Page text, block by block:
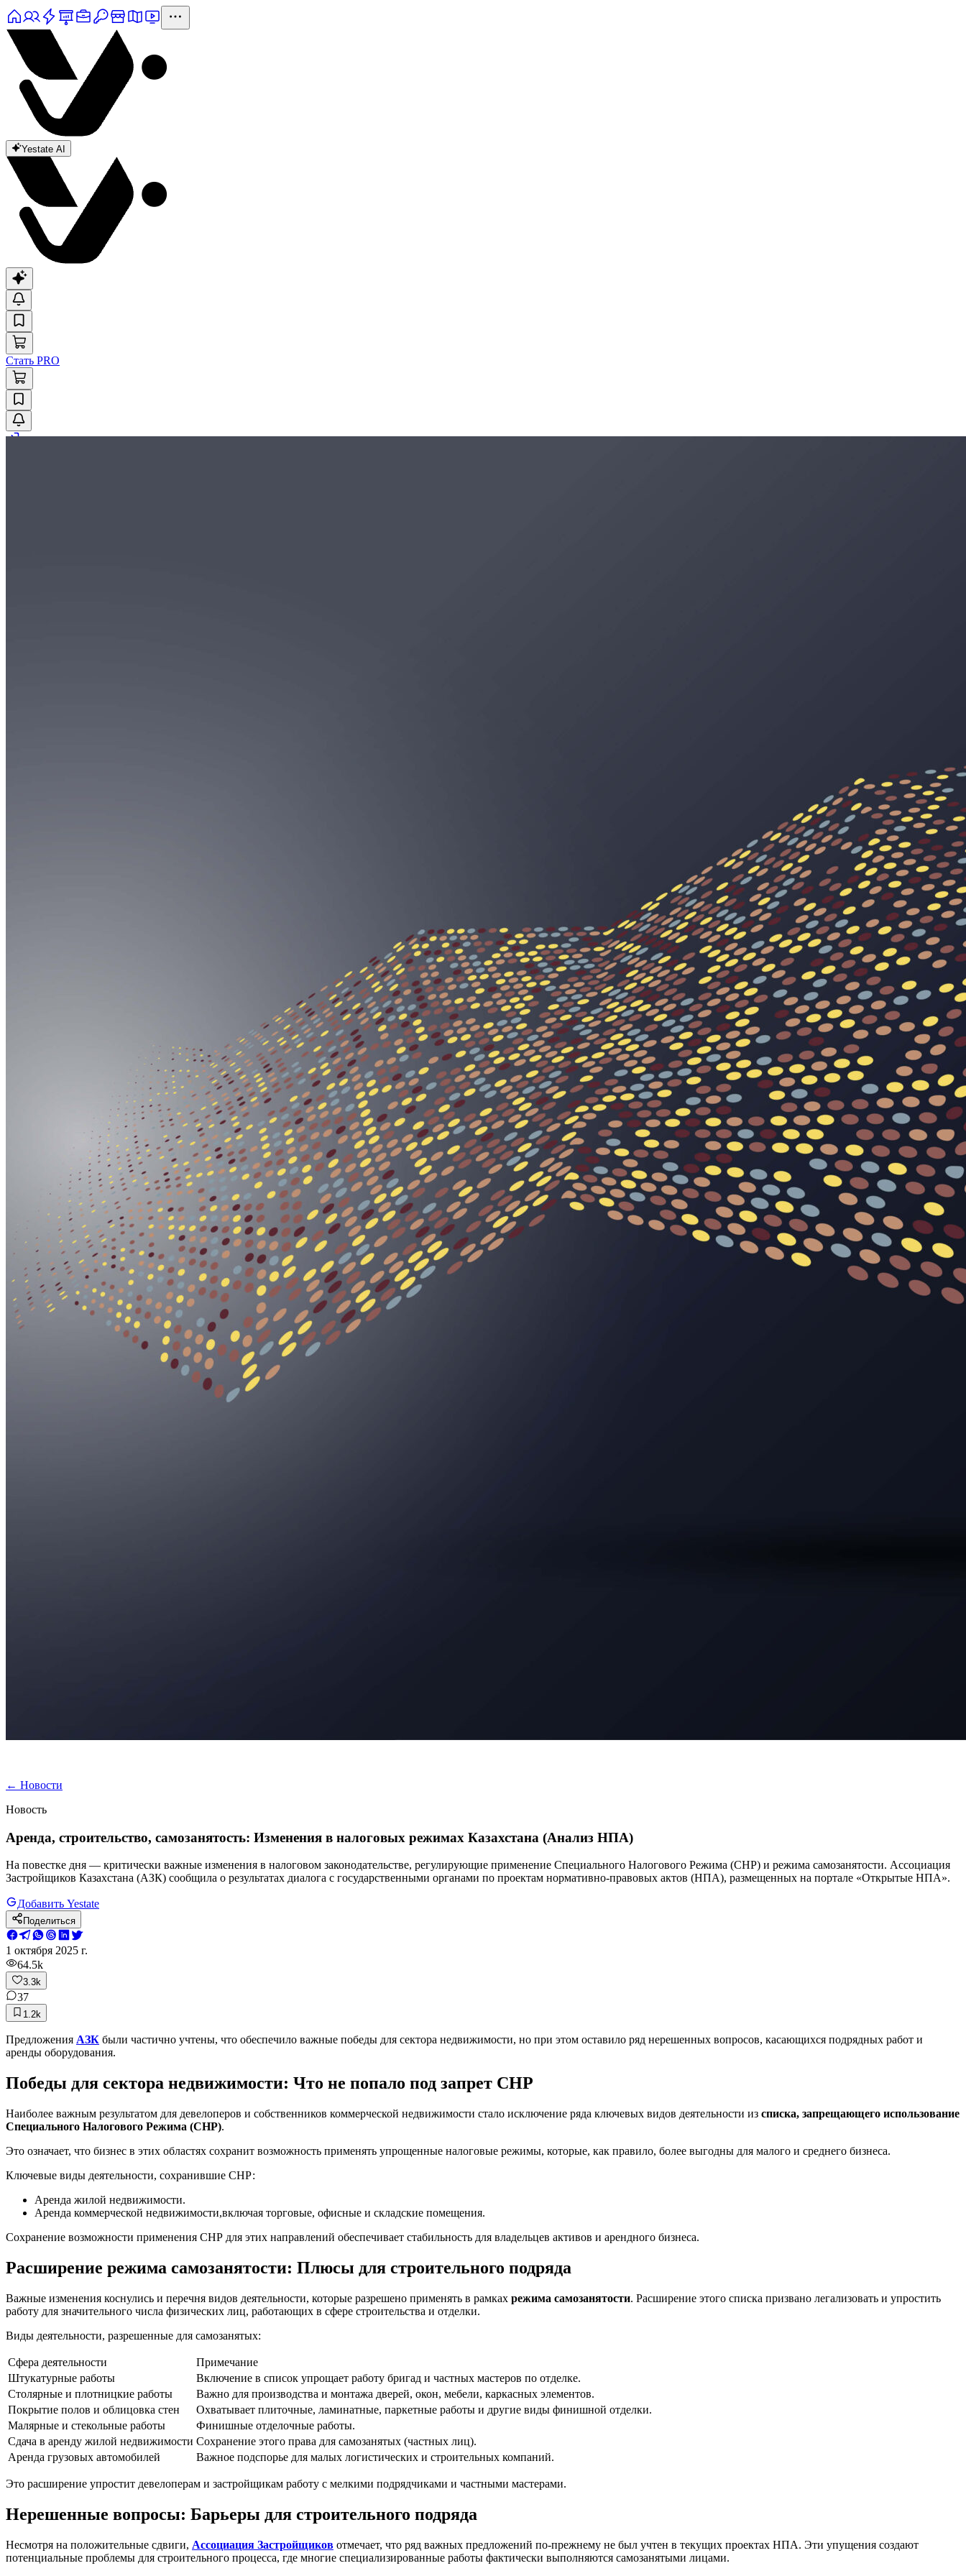
Yestate AI
Стать PRO
← Новости
Новость
Аренда, строительство, самозанятость: Изменения в налоговых режимах Казахстана (Анализ НПА)
На повестке дня — критически важные изменения в налоговом законодательстве, регулирующие применение Специального Налогового Режима (СНР) и режима самозанятости. Ассоциация
Застройщиков Казахстана (АЗК) сообщила о результатах диалога с государственными органами по проектам нормативно-правовых актов (НПА), размещенных на портале «Открытые НПА».
Добавить Yestate
Поделиться
1 октября 2025 г.
64.5k
3.3k
37
1.2k
Предложения АЗК были частично учтены, что обеспечило важные победы для сектора недвижимости, но при этом оставило ряд нерешенных вопросов, касающихся подрядных работ и
аренды оборудования.
Победы для сектора недвижимости: Что не попало под запрет СНР
Наиболее важным результатом для девелоперов и собственников коммерческой недвижимости стало исключение ряда ключевых видов деятельности из списка, запрещающего использование
Специального Налогового Режима (СНР).
Это означает, что бизнес в этих областях сохранит возможность применять упрощенные налоговые режимы, которые, как правило, более выгодны для малого и среднего бизнеса.
Ключевые виды деятельности, сохранившие СНР:
Аренда жилой недвижимости.
Аренда коммерческой недвижимости,включая торговые, офисные и складские помещения.
Сохранение возможности применения СНР для этих направлений обеспечивает стабильность для владельцев активов и арендного бизнеса.
Расширение режима самозанятости: Плюсы для строительного подряда
Важные изменения коснулись и перечня видов деятельности, которые разрешено применять в рамках режима самозанятости. Расширение этого списка призвано легализовать и упростить
работу для значительного числа физических лиц, работающих в сфере строительства и отделки.
Виды деятельности, разрешенные для самозанятых:
Сфера деятельности
Примечание
Штукатурные работы
Включение в список упрощает работу бригад и частных мастеров по отделке.
Столярные и плотницкие работы
Важно для производства и монтажа дверей, окон, мебели, каркасных элементов.
Покрытие полов и облицовка стен
Охватывает плиточные, ламинатные, паркетные работы и другие виды финишной отделки.
Малярные и стекольные работы
Финишные отделочные работы.
Сдача в аренду жилой недвижимости Сохранение этого права для самозанятых (частных лиц).
Аренда грузовых автомобилей
Важное подспорье для малых логистических и строительных компаний.
Это расширение упростит девелоперам и застройщикам работу с мелкими подрядчиками и частными мастерами.
Нерешенные вопросы: Барьеры для строительного подряда
Несмотря на положительные сдвиги, Ассоциация Застройщиков отмечает, что ряд важных предложений по-прежнему не был учтен в текущих проектах НПА. Эти упущения создают
потенциальные проблемы для строительного процесса, где многие специализированные работы фактически выполняются самозанятыми лицами.